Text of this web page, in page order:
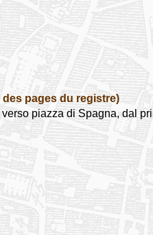
des pages du registre)
piazza di Spagna, dal